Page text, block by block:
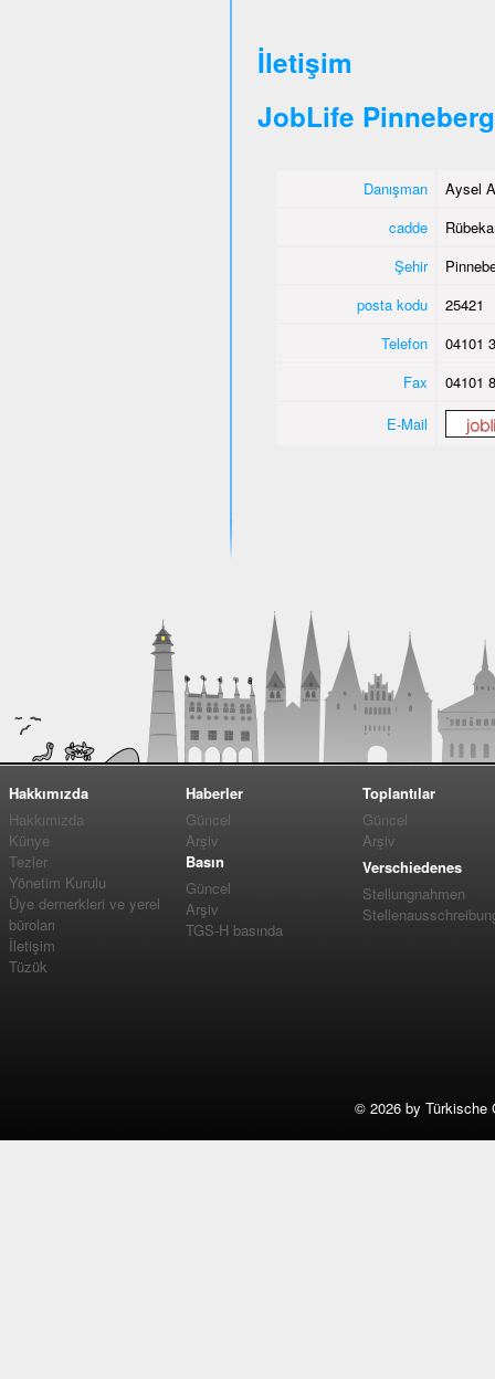
İletişim
JobLife Pinneberg
Danışman
Aysel
cadde
Şehir
posta kodu
25421
Telefon
04101
Fax
04101
E-Mail
Hakkımızda
Hakkımızda
Künye
Tezler
Yönetim Kurulu
Üye dernerkleri ve yerel
büroları
İletişim
Tüzük
Haberler
Güncel
Arşiv
Basın
Güncel
Arşiv
TGS-H basında
Toplantılar
Güncel
Arşiv
Verschiedenes
Stellungnahmen
© 2026 by Türkische